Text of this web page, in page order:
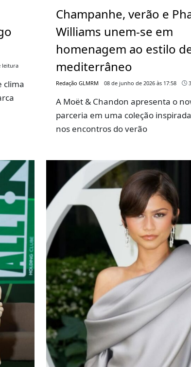
leitura
clima
Champanhe, verão e
Williams unem-se em
homenagem ao estilo
mediterrâneo
Redação GLMRM 08 de junho de 2026 às 17:58
A Moët & Chandon apresenta o
parceria em uma coleção
nos encontros do verão